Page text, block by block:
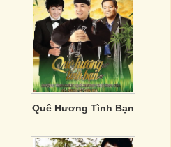
Quê Hương Tình Bạn